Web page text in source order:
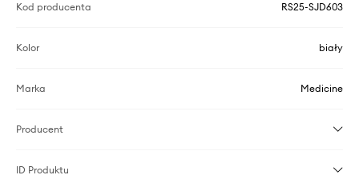
Kod producenta RS25-SJD603
Kolor biały
Marka Medicine
Producent
ID Produktu